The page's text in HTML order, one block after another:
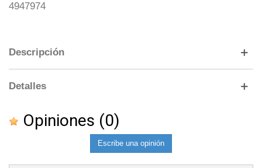
4947974
Descripción
Detalles
Opiniones (0)
Escribe una opinión